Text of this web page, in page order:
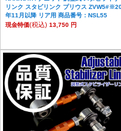
リンク スタビリンク プリウス
年11月以降 リア用 商品番号：NSL55
現金特価(税込) 13,750 円